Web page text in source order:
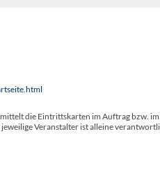
die Eintrittskarten im Auftrag bzw.
Veranstalter ist alleine